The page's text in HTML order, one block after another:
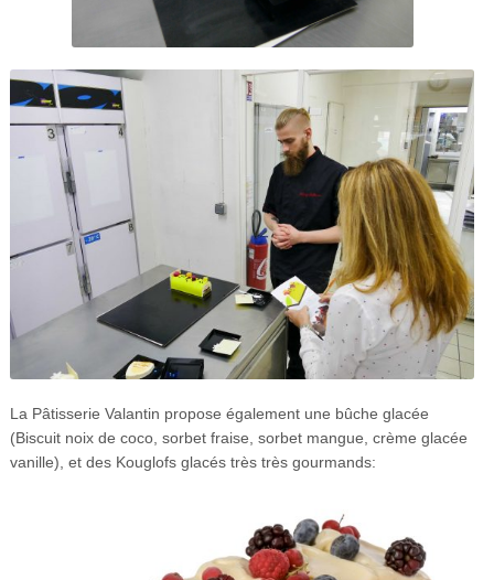
La Pâtisserie Valantin propose également une bûche glacée
(Biscuit noix de coco, sorbet fraise, sorbet mangue, crème glacée
vanille), et des Kouglofs glacés très très gourmands: